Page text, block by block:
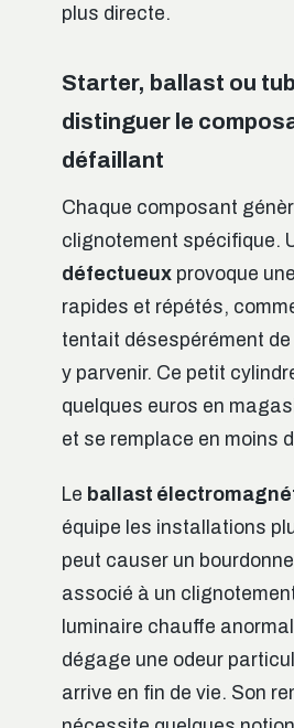
plus directe.
Starter, ballast ou
distinguer le
défaillant
Chaque composant
clignotement spécifique.
défectueux provoque
rapides et répétés,
tentait désespérément de
y parvenir. Ce petit
quelques euros en
et se remplace en moins
Le ballast
équipe les installations
peut causer un
associé à un
luminaire chauffe
dégage une odeur
arrive en fin de vie. Son